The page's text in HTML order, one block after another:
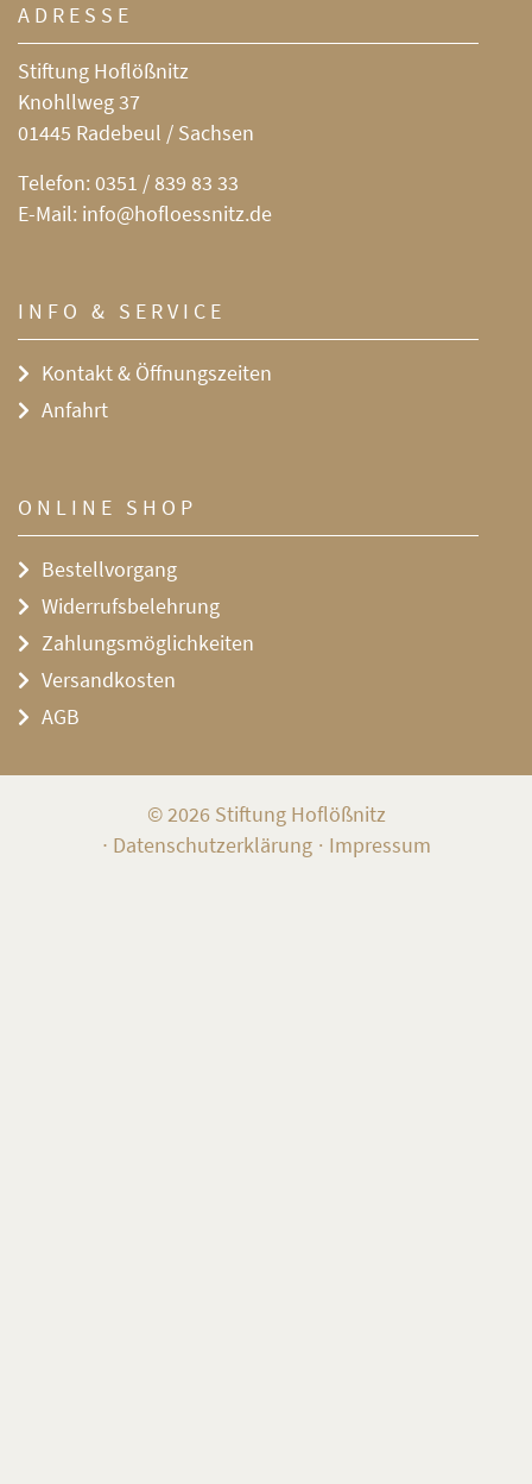
ADRESSE
Stiftung Hoflößnitz
Knohllweg 37
01445 Radebeul / Sachsen
Telefon: 0351 / 839 83 33
E-Mail: info@hofloessnitz.de
INFO & SERVICE
Kontakt & Öffnungszeiten
Anfahrt
ONLINE SHOP
Bestellvorgang
Widerrufsbelehrung
Zahlungsmöglichkeiten
Versandkosten
AGB
© 2026 Stiftung Hoflößnitz
∙ Datenschutzerklärung Impressum